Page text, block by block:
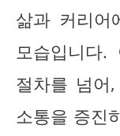
삶과 커리
모습입니다
절차를 넘어
소통을 증진